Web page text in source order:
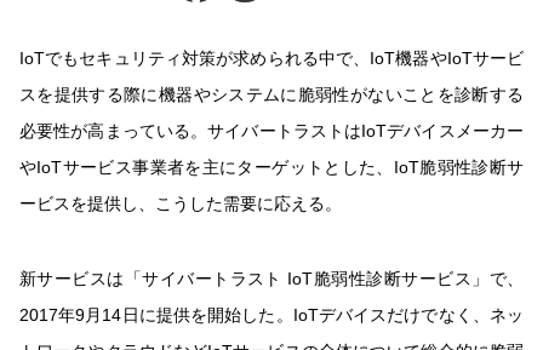
IoTでもセキュリティ対策が求められる中で、IoT機器やIoTサービ
スを提供する際に機器やシステムに脆弱性がないことを診断する
必要性が高まっている。サイバートラストはIoTデバイスメーカー
やIoTサービス事業者を主にターゲットとした、IoT脆弱性診断サ
ービスを提供し、こうした需要に応える。
新サービスは「サイバートラスト IoT脆弱性診断サービス」で、
2017年9月14日に提供を開始した。IoTデバイスだけでなく、ネッ